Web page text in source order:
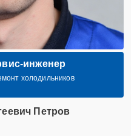
инженер
холодильников
Петров